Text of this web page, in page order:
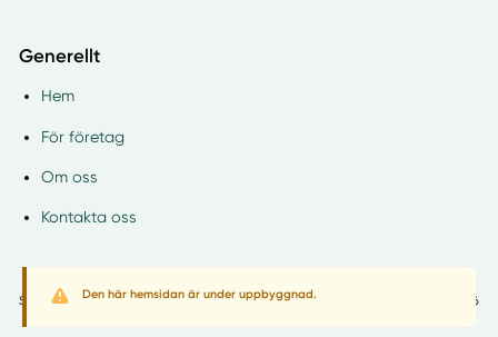
Generellt
Hem
För företag
Om oss
Kontakta oss
Smart.nuVillkor Copyright 2026
Den här hemsidan är under uppbyggnad.